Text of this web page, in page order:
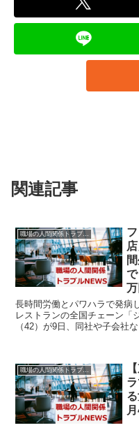
関連記事
職場の人間関係トラブルニュース
長時間労働とパワハラで発病
レストランの全国チェーン「
（42）が9日、同社や子会社
職場の人間関係トラブルニュース